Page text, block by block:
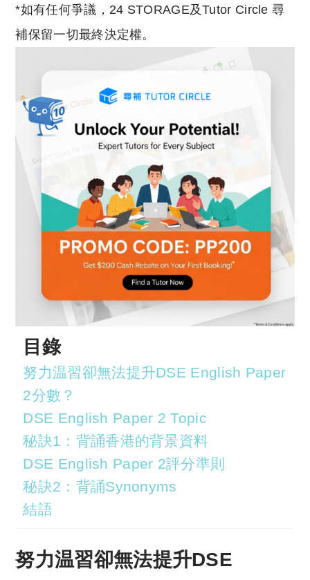
*如有任何爭議，24 STORAGE及Tutor Circle 尋
補保留一切最終決定權。
目錄
努力温習卻無法提升DSE English Paper
2分數？
DSE English Paper 2 Topic
秘訣1：背誦香港的背景資料
DSE English Paper 2評分準則
秘訣2：背誦Synonyms
結語
努力温習卻無法提升DSE